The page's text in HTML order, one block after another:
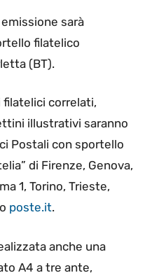
sarà
filatelico
(BT).
correlati,
illustrativi saranno
Postali con sportello
di Firenze, Genova,
1, Torino, Trieste,
poste.it.
anche una
A4 a tre ante,